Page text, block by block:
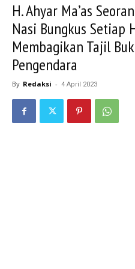
H. Ahyar Ma’as
Nasi Bungkus Setiap
Membagikan Tajil
Pengendara
By Redaksi - 4 April 2023